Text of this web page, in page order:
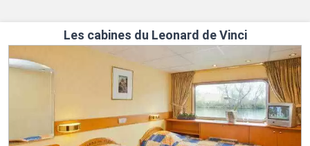
Les cabines du Leonard de Vinci